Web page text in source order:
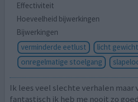
Effectiviteit
Hoeveelheid bijwerkingen
Bijwerkingen
verminderde eetlust
licht
onregelmatige stoelgang
Ik lees veel slechte verhalen
fantastisch ik heb me nooit zo